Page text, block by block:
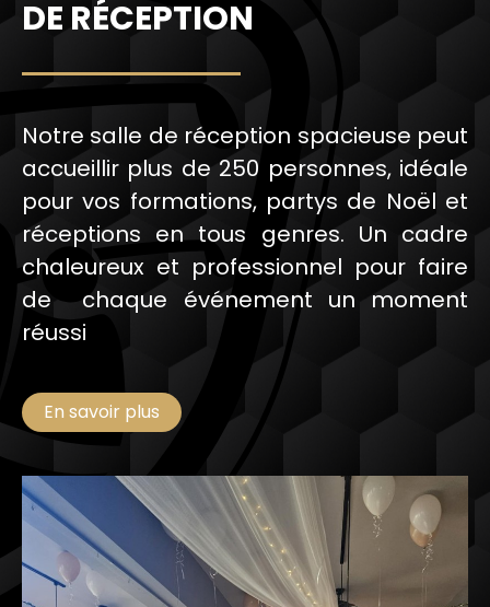
DE RÉCEPTION
Notre salle de réception spacieuse peut
accueillir plus de 250 personnes, idéale
pour vos formations, partys de Noël et
réceptions en tous genres. Un cadre
chaleureux et professionnel pour faire
de chaque événement un moment
réussi
En savoir plus